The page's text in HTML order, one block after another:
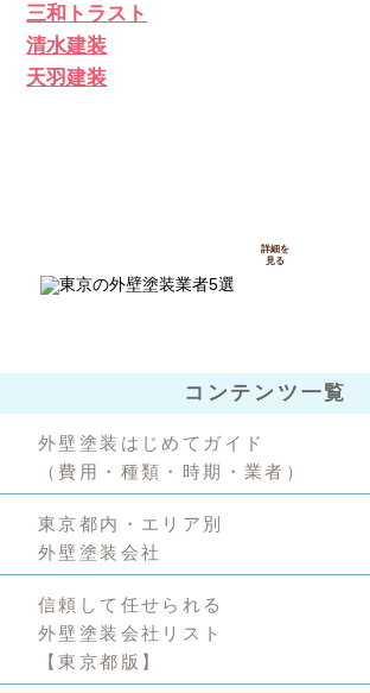
三和トラスト
清水建装
天羽建装
詳細を
見る
コンテンツ一覧
外壁塗装はじめてガイド
（費用・種類・時期・業者）
東京都内・エリア別
外壁塗装会社
信頼して任せられる
外壁塗装会社リスト
【東京都版】